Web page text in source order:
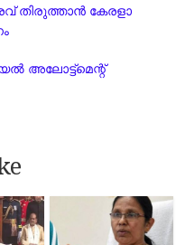
തിരുത്താന്‍ കേരളാ
അലോട്ട്മെന്റ്